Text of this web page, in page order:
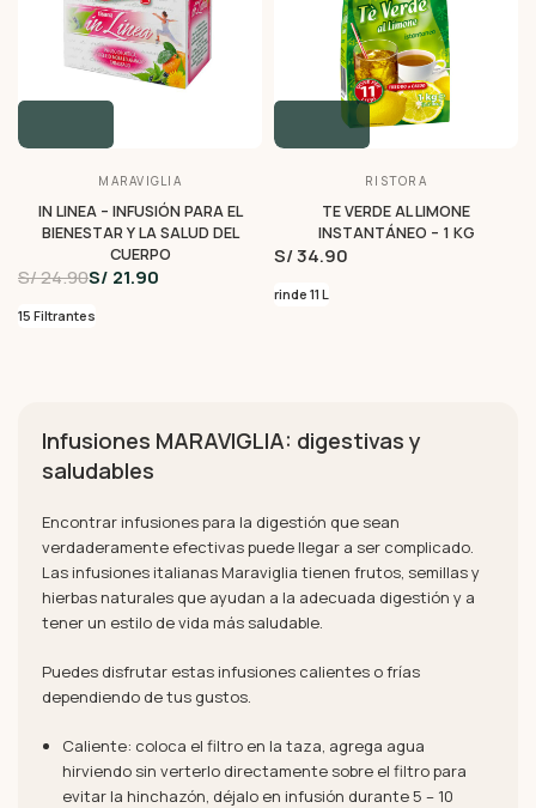
MARAVIGLIA
IN LINEA – INFUSIÓN PARA EL
BIENESTAR Y LA SALUD DEL
CUERPO
S/ 24.90S/ 21.90
15 Filtrantes
RISTORA
TE VERDE AL LIMONE
INSTANTÁNEO – 1 KG
S/ 34.90
rinde 11 L
Infusiones MARAVIGLIA: digestivas y
saludables
Encontrar infusiones para la digestión que sean
verdaderamente efectivas puede llegar a ser complicado.
Las infusiones italianas Maraviglia tienen frutos, semillas y
hierbas naturales que ayudan a la adecuada digestión y a
tener un estilo de vida más saludable.
Puedes disfrutar estas infusiones calientes o frías
dependiendo de tus gustos.
Caliente: coloca el filtro en la taza, agrega agua
hirviendo sin verterlo directamente sobre el filtro para
evitar la hinchazón, déjalo en infusión durante 5 – 10